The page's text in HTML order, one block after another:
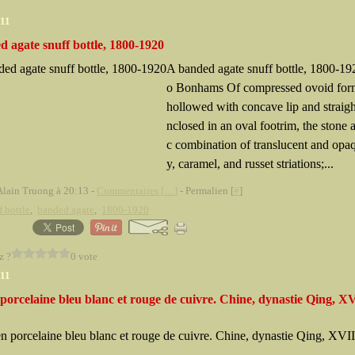
agate snuff bottle, 1800-1920
A banded agate snuff bottle, 1800-
o Bonhams Of compressed ovoid
hollowed with concave lip and
nclosed in an oval footrim, the stone
c combination of translucent and
y, caramel, and russet striations;...
Truong à 20:13 - - Permalien [ ]
, ,
?
0 vote
porcelaine bleu blanc et rouge de cuivre. Chine, dynastie Qing,